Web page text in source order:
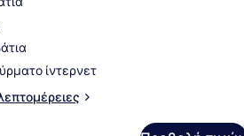
ίντερνετ